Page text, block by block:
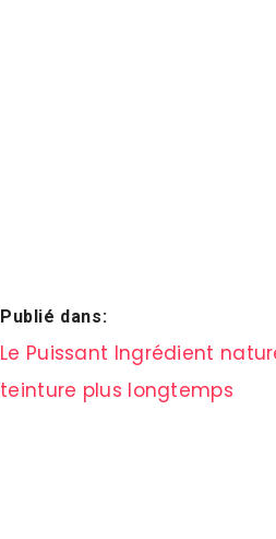
Publié dans:
Navigation
de
Le Puissant Ingrédient
teinture plus longtemps